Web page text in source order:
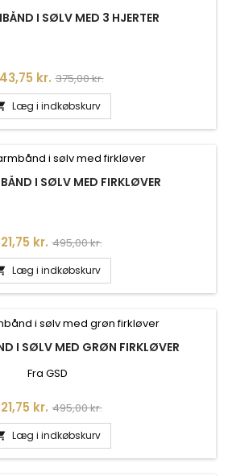
I SØLV MED 3 HJERTER
kr. Normalpris
375,00 kr.
Læg i indkøbskurv
I SØLV MED FIRKLØVER
kr. Normalpris
495,00 kr.
Læg i indkøbskurv
I SØLV MED GRØN FIRKLØVER
Fra GSD
kr. Normalpris
495,00 kr.
Læg i indkøbskurv